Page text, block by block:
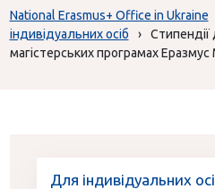
National Erasmus+ Office in Ukraine
індивідуальних осіб
›
Стипендії
магістерських програмах
Для індивідуальних